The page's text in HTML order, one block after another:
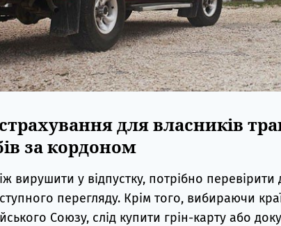
для власників
за кордоном
вирушити у відпустку, потрібно перевірити
перегляду. Крім того, вибираючи
Союзу, слід купити грін-карту або